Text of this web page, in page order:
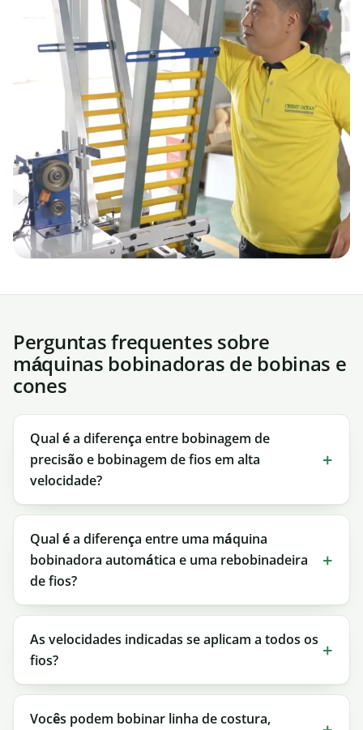
Perguntas frequentes sobre
máquinas bobinadoras de bobinas e
cones
Qual é a diferença entre bobinagem de
precisão e bobinagem de fios em alta
velocidade?
Qual é a diferença entre uma máquina
bobinadora automática e uma rebobinadeira
de fios?
As velocidades indicadas se aplicam a todos os
fios?
Vocês podem bobinar linha de costura,